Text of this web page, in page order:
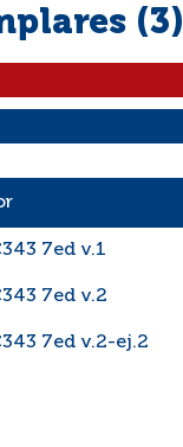
(3)
7ed v.1
7ed v.2
7ed v.2-ej.2